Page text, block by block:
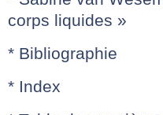
corps liquides »
* Bibliographie
* Index